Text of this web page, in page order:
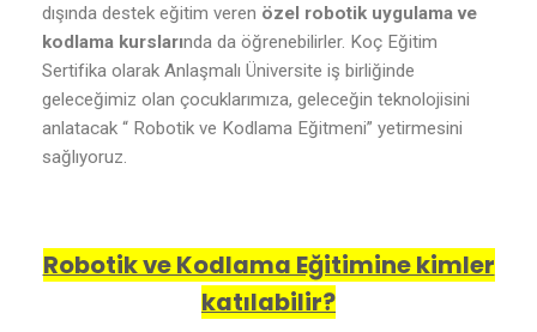
dışında destek eğitim veren özel robotik uygulama ve
kodlama kurslarında da öğrenebilirler. Koç Eğitim
Sertifika olarak Anlaşmalı Üniversite iş birliğinde
geleceğimiz olan çocuklarımıza, geleceğin teknolojisini
anlatacak “ Robotik ve Kodlama Eğitmeni” yetirmesini
sağlıyoruz.
Robotik ve Kodlama Eğitimine kimler
katılabilir?